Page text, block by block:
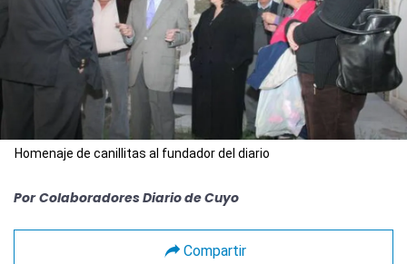
Homenaje de canillitas al fundador del diario
Por Colaboradores Diario de Cuyo
Compartir